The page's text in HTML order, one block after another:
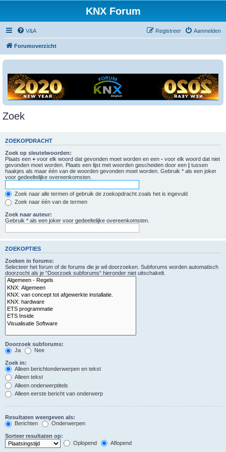
KNX Forum
V&A Aanmelden
Registreer
Forumoverzicht
Zoek
ZOEKOPDRACHT
Zoek op sleutelwoorden:
Plaats een + voor elk woord dat gevonden moet worden en een - voor elk woord dat niet
gevonden moet worden. Plaats een lijst met woorden gescheiden door een | tussen
haakjes als maar één van de woorden gevonden moet worden. Gebruik * als een joker
voor gedeeltelijke overeenkomsten.
Zoek naar alle termen of gebruik de zoekopdracht zoals het is ingevuld
Zoek naar één van de termen
Zoek naar auteur:
Gebruik * als een joker voor gedeeltelijke overeenkomsten.
ZOEKOPTIES
Zoeken in forums:
Selecteer het forum of de forums die je wil doorzoeken. Subforums worden automatisch
doorzocht als je “Doorzoek subforums“ hieronder niet uitschakelt.
Doorzoek subforums:
Ja
Nee
Zoek in:
Alleen berichtonderwerpen en tekst
Alleen tekst
Alleen onderwerptitels
Alleen eerste bericht van onderwerp
Resultaten weergeven als:
Berichten
Onderwerpen
Sorteer resultaten op:
Oplopend
Aflopend